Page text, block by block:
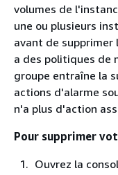
volumes de
une ou plusieurs
avant de supprimer
a des politiques de
groupe entraîne la
actions d'alarme
n'a plus d'action
Pour supprimer
Ouvrez la